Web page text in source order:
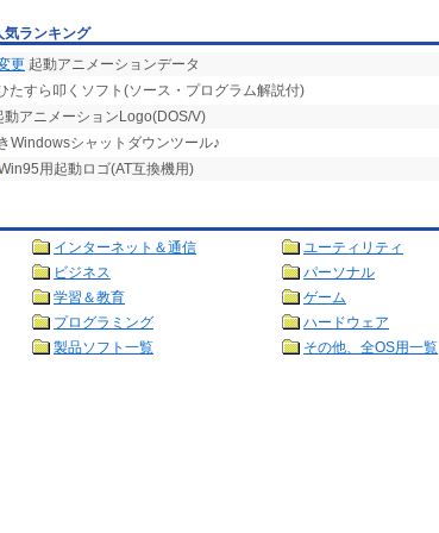
気ランキング
更 起動アニメーションデータ
たすら叩くソフト(ソース・プログラム解説付)
動アニメーションLogo(DOS/V)
Windowsシャットダウンツール♪
用起動ロゴ(AT互換機用)
インターネット＆通信
ユーティリティ
ビジネス
パーソナル
学習＆教育
ゲーム
プログラミング
ハードウェア
製品ソフト一覧 その他、全OS用一覧